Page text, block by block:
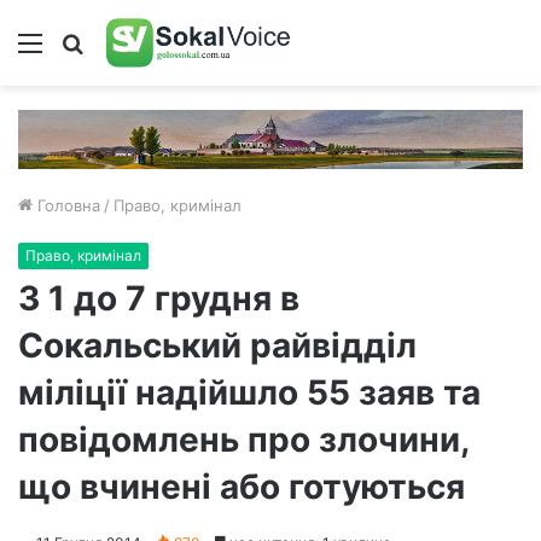
Меню Пошук
Головна / Право, кримінал
Право, кримінал
З 1 до 7 грудня в
Сокальський райвідділ
міліції надійшло 55 заяв та
повідомлень про злочини,
що вчинені або готуються